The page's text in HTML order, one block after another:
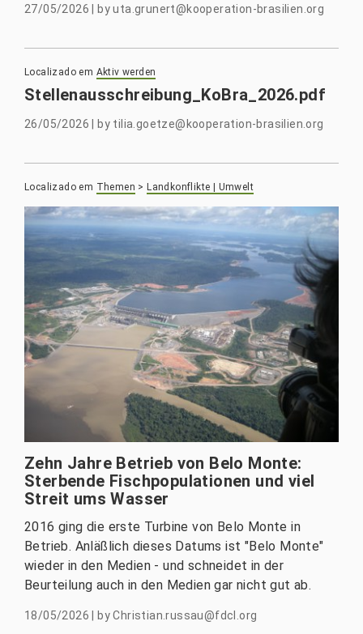
27/05/2026 byuta.grunert@kooperation-brasilien.org
Localizado em Aktiv werden
Stellenausschreibung_KoBra_2026.pdf
26/05/2026 by tilia.goetze@kooperation-brasilien.org
Localizado em Themen > Landkonflikte | Umwelt
Zehn Jahre Betrieb von Belo Monte:
Sterbende Fischpopulationen und viel
Streit ums Wasser
2016 ging die erste Turbine von Belo Monte in
Betrieb. Anläßlich dieses Datums ist "Belo Monte"
wieder in den Medien - und schneidet in der
Beurteilung auch in den Medien gar nicht gut ab.
18/05/2026 byChristian.russau@fdcl.org